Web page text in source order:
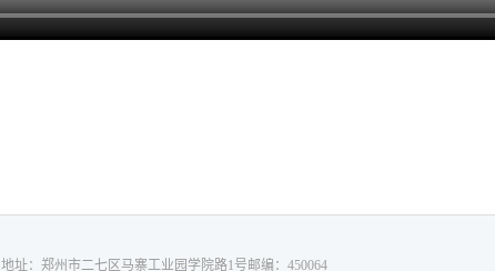
地址：郑州市二七区马寨工业园学院路1号邮编：450064